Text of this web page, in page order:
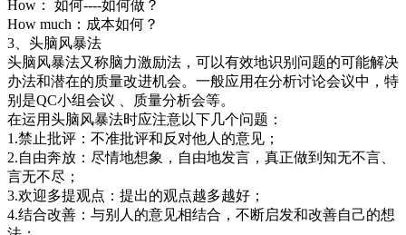
How： 如何----如何做？
How much：成本如何？
3、头脑风暴法
头脑风暴法又称脑力激励法，可以有效地识别问题的可能解决
办法和潜在的质量改进机会。一般应用在分析讨论会议中，特
别是QC小组会议 、质量分析会等。
在运用头脑风暴法时应注意以下几个问题：
1.禁止批评：不准批评和反对他人的意见；
2.自由奔放：尽情地想象，自由地发言，真正做到知无不言、
言无不尽；
3.欢迎多提观点：提出的观点越多越好；
4.结合改善：与别人的意见相结合，不断启发和改善自己的想